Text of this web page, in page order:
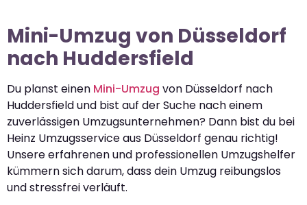
Mini-Umzug von Düsseldorf
nach Huddersfield
Du planst einen Mini-Umzug von Düsseldorf nach
Huddersfield und bist auf der Suche nach einem
zuverlässigen Umzugsunternehmen? Dann bist du bei
Heinz Umzugsservice aus Düsseldorf genau richtig!
Unsere erfahrenen und professionellen Umzugshelfer
kümmern sich darum, dass dein Umzug reibungslos
und stressfrei verläuft.